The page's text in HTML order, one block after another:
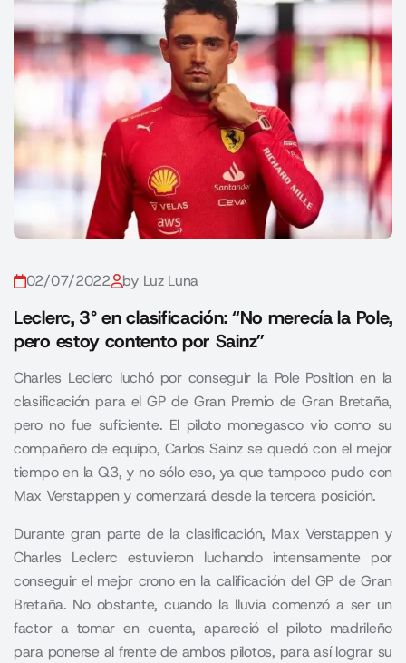
02/07/2022 by Luz Luna
Leclerc, 3° en clasificación: “No merecía la Pole,
pero estoy contento por Sainz”
Charles Leclerc luchó por conseguir la Pole Position en la
clasificación para el GP de Gran Premio de Gran Bretaña,
pero no fue suficiente. El piloto monegasco vio como su
compañero de equipo, Carlos Sainz se quedó con el mejor
tiempo en la Q3, y no sólo eso, ya que tampoco pudo con
Max Verstappen y comenzará desde la tercera posición.
Durante gran parte de la clasificación, Max Verstappen y
Charles Leclerc estuvieron luchando intensamente por
conseguir el mejor crono en la calificación del GP de Gran
Bretaña. No obstante, cuando la lluvia comenzó a ser un
factor a tomar en cuenta, apareció el piloto madrileño
para ponerse al frente de ambos pilotos, para así lograr su